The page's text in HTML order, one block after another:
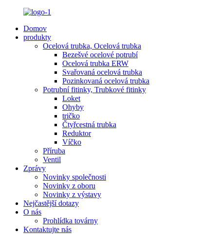
Domov
produkty
Ocelová trubka, Ocelová trubka
Bezešvé ocelové potrubí
Ocelová trubka ERW
Svařovaná ocelová trubka
Pozinkovaná ocelová trubka
Potrubní fitinky, Trubkové fitinky
Loket
Ohyby
tričko
Čtyřcestná trubka
Reduktor
Víčko
Příruba
Ventil
Zprávy
Novinky společnosti
Novinky z oboru
Novinky z výstavy
Nejčastější dotazy
O nás
Prohlídka továrny
Kontaktujte nás